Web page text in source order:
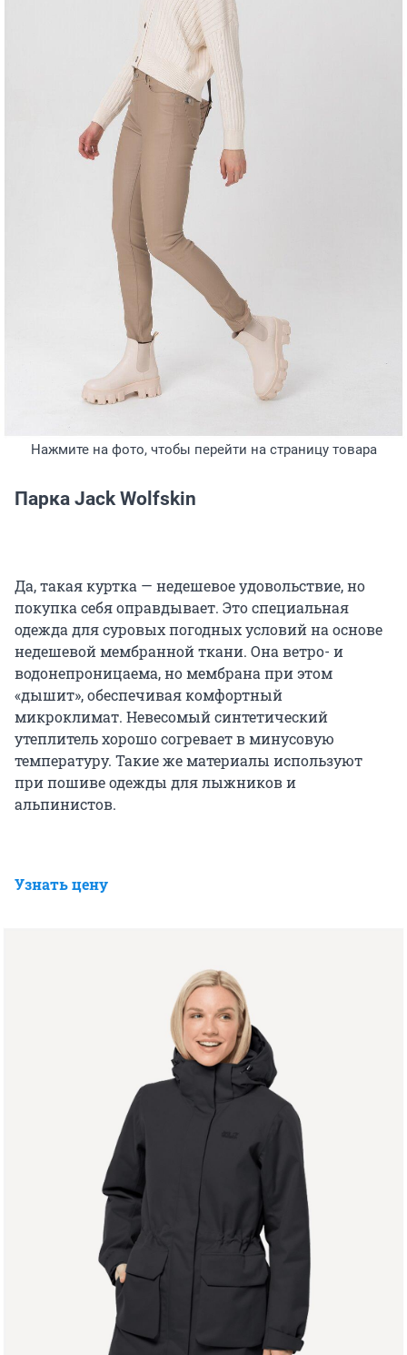
Нажмите на фото, чтобы перейти на страницу товара
Парка Jack Wolfskin
Да, такая куртка — недешевое удовольствие, но
покупка себя оправдывает. Это специальная
одежда для суровых погодных условий на основе
недешевой мембранной ткани. Она ветро- и
водонепроницаема, но мембрана при этом
«дышит», обеспечивая комфортный
микроклимат. Невесомый синтетический
утеплитель хорошо согревает в минусовую
температуру. Такие же материалы используют
при пошиве одежды для лыжников и
альпинистов.
Узнать цену